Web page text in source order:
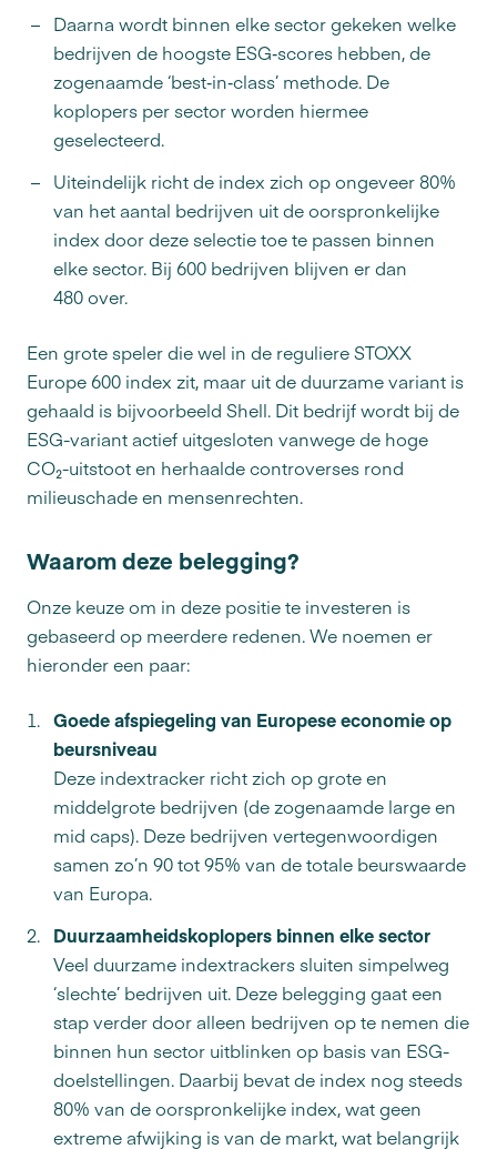
Daarna wordt binnen elke sector gekeken welke
bedrijven de hoogste ESG‑scores hebben, de
zogenaamde ‘best‑in‑class’ methode. De
koplopers per sector worden hiermee
geselecteerd.
Uiteindelijk richt de index zich op ongeveer 80%
van het aantal bedrijven uit de oorspronkelijke
index door deze selectie toe te passen binnen
elke sector. Bij 600 bedrijven blijven er dan
480 over.
Een grote speler die wel in de reguliere STOXX
Europe 600 index zit, maar uit de duurzame variant is
gehaald is bijvoorbeeld Shell. Dit bedrijf wordt bij de
ESG-variant actief uitgesloten vanwege de hoge
CO₂-uitstoot en herhaalde controverses rond
milieuschade en mensenrechten.
Waarom deze belegging?
Onze keuze om in deze positie te investeren is
gebaseerd op meerdere redenen. We noemen er
hieronder een paar:
Goede afspiegeling van Europese economie op
beursniveau
Deze indextracker richt zich op grote en
middelgrote bedrijven (de zogenaamde large en
mid caps). Deze bedrijven vertegenwoordigen
samen zo’n 90 tot 95% van de totale beurswaarde
van Europa.
Duurzaamheidskoplopers binnen elke sector
Veel duurzame indextrackers sluiten simpelweg
‘slechte’ bedrijven uit. Deze belegging gaat een
stap verder door alleen bedrijven op te nemen die
binnen hun sector uitblinken op basis van ESG-
doelstellingen. Daarbij bevat de index nog steeds
80% van de oorspronkelijke index, wat geen
extreme afwijking is van de markt, wat belangrijk